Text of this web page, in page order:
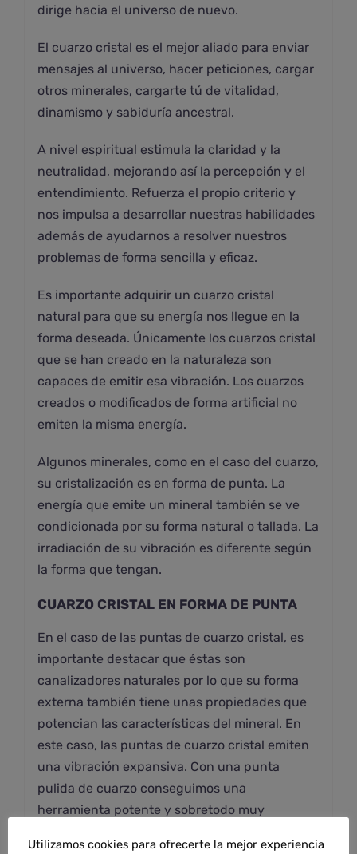
dirige hacia el universo de nuevo.
El cuarzo cristal es el mejor aliado para enviar
mensajes al universo, hacer peticiones, cargar
otros minerales, cargarte tú de vitalidad,
dinamismo y sabiduría ancestral.
A nivel espiritual estimula la claridad y la
neutralidad, mejorando así la percepción y el
entendimiento. Refuerza el propio criterio y
nos impulsa a desarrollar nuestras habilidades
además de ayudarnos a resolver nuestros
problemas de forma sencilla y eficaz.
Es importante adquirir un cuarzo cristal
natural para que su energía nos llegue en la
forma deseada. Únicamente los cuarzos cristal
que se han creado en la naturaleza son
capaces de emitir esa vibración. Los cuarzos
creados o modificados de forma artificial no
emiten la misma energía.
Algunos minerales, como en el caso del cuarzo,
su cristalización es en forma de punta. La
energía que emite un mineral también se ve
condicionada por su forma natural o tallada. La
irradiación de su vibración es diferente según
la forma que tengan.
CUARZO CRISTAL EN FORMA DE PUNTA
En el caso de las puntas de cuarzo cristal, es
importante destacar que éstas son
canalizadores naturales por lo que su forma
externa también tiene unas propiedades que
potencian las características del mineral. En
este caso, las puntas de cuarzo cristal emiten
una vibración expansiva. Con una punta
pulida de cuarzo conseguimos una
herramienta potente y sobretodo muy
Utilizamos cookies para ofrecerte la mejor experiencia